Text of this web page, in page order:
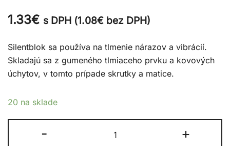
1.33€ s DPH (1.08€ bez DPH)
Silentblok sa používa na tlmenie nárazov a vibrácií.
Skladajú sa z gumeného tlmiaceho prvku a kovových
úchytov, v tomto prípade skrutky a matice.
20 na sklade
-
Silentblok
+